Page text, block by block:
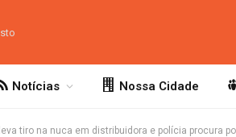
Notícias Nossa Cidade
tiro na nuca em distribuidora e polícia procura